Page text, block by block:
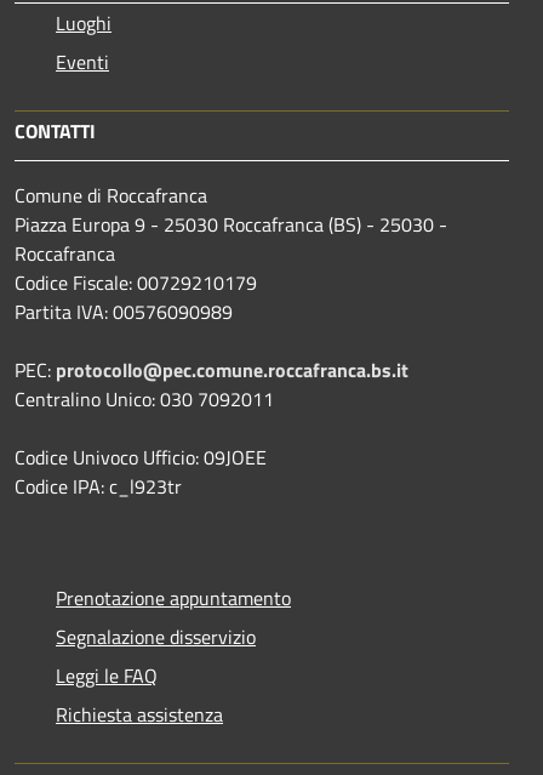
Luoghi
Eventi
CONTATTI
Comune di Roccafranca
Piazza Europa 9 - 25030 Roccafranca (BS) - 25030 -
Roccafranca
Codice Fiscale: 00729210179
Partita IVA: 00576090989
PEC: protocollo@pec.comune.roccafranca.bs.it
Centralino Unico: 030 7092011
Codice Univoco Ufficio: 09JOEE
Codice IPA: c_l923tr
Prenotazione appuntamento
Segnalazione disservizio
Leggi le FAQ
Richiesta assistenza